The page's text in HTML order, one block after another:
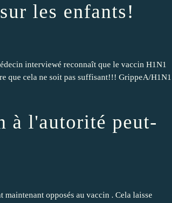
les enfants!
interviewé reconnaît que le vaccin H1N1
que cela ne soit pas suffisant!!! GrippeA/H1N1
à l'autorité peut-
opposés au vaccin . Cela laisse